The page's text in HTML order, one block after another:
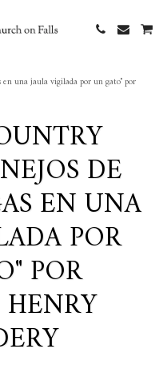
una jaula vigilada por un gato" por
DE
EN UNA
POR
POR